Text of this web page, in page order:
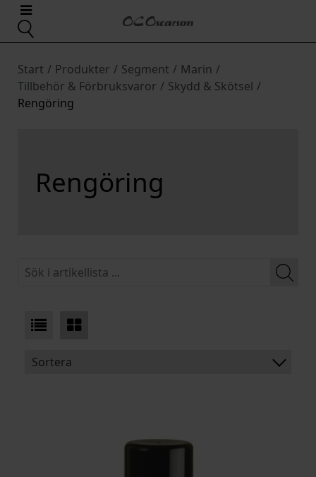
Start / Produkter / Segment / Marin /
Tillbehör & Förbruksvaror / Skydd & Skötsel /
Rengöring
Rengöring
Sortera